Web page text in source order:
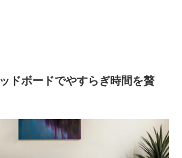
ドボードでやすらぎ時間を贅